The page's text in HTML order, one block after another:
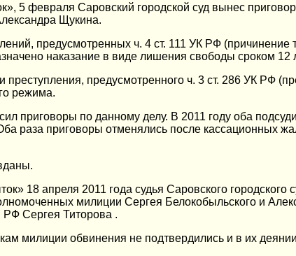
5 февраля Саровский городской суд вынес
Щукина.
предусмотренных ч. 4 ст. 111 УК РФ (причинение
наказание в виде лишения свободы сроком 12
предусмотренного ч. 3 ст. 286 УК РФ
режима.
приговоры по данному делу. В 2011 году оба
раза приговоры отменялись после кассационных
18 апреля 2011 года судья Саровского
милиции Сергея Белокобыльского и
Сергея Титорова .
милиции обвинения не подтвердились и в их деянии